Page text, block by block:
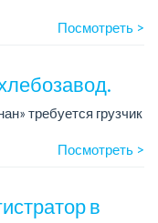
на
Посмотреть >
требуется грузчик
Посмотреть >
в